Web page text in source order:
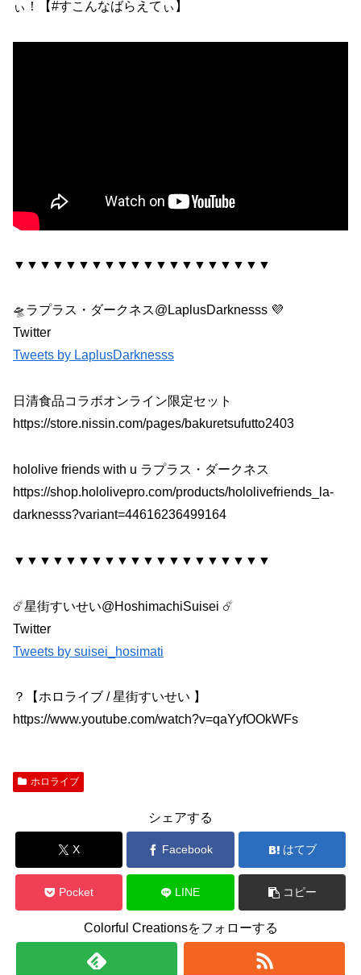
ぃ！【#すこんなばらえてぃ】
▼▼▼▼▼▼▼▼▼▼▼▼▼▼▼▼▼▼▼▼
🛸ラプラス・ダークネス@LaplusDarknesss 💜
Twitter
Tweets by LaplusDarknesss
日清食品コラボオンライン限定セット
https://store.nissin.com/pages/bakuretsufutto2403
hololive friends with u ラプラス・ダークネス
https://shop.hololivepro.com/products/hololivefriends_la-
darknesss?variant=44616236499164
▼▼▼▼▼▼▼▼▼▼▼▼▼▼▼▼▼▼▼▼
☄️星街すいせい@HoshimachiSuisei ☄️
Twitter
Tweets by suisei_hosimati
？【ホロライブ / 星街すいせい 】
https://www.youtube.com/watch?v=qaYyfOOkWFs
ホロライブ
シェアする
X Facebook はてブ
Pocket LINE コピー
Colorful Creationsをフォローする